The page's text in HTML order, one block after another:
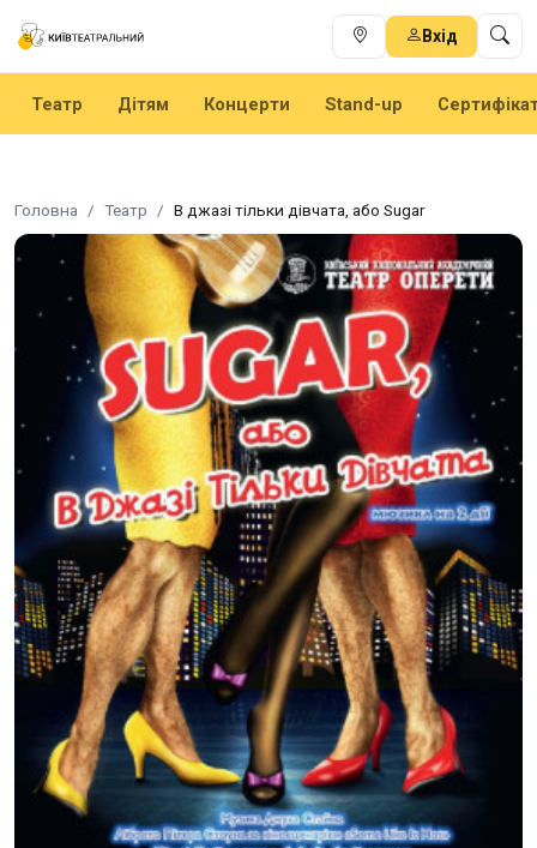
Вхід
Театр Дітям Концерти Stand-up
Головна Театр В джазі тільки дівчата, або Sugar